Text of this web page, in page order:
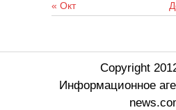
« Окт
Copyright
Информационное